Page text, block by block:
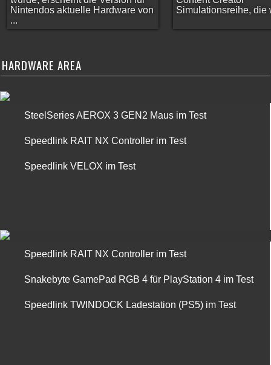
Nintendos aktuelle Hardware von
...
Simulationsreihe, die
HARDWARE AREA
SteelSeries AEROX 3 GEN2 Maus im Test
Speedlink RAIT NX Controller im Test
Speedlink VELOX im Test
Speedlink RAIT NX Controller im Test
Snakebyte GamePad RGB 4 für PlayStation 4 im Test
Speedlink TWINDOCK Ladestation (PS5) im Test